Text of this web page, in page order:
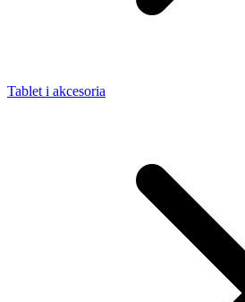
Tablet i akcesoria